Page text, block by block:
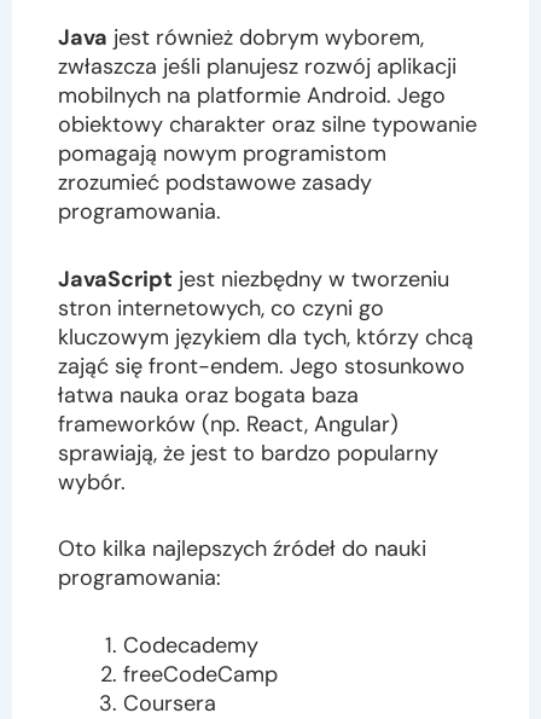
Java jest również dobrym wyborem,
zwłaszcza jeśli planujesz rozwój aplikacji
mobilnych na platformie Android. Jego
obiektowy charakter oraz silne typowanie
pomagają nowym programistom
zrozumieć podstawowe zasady
programowania.
JavaScript jest niezbędny w tworzeniu
stron internetowych, co czyni go
kluczowym językiem dla tych, którzy chcą
zająć się front-endem. Jego stosunkowo
łatwa nauka oraz bogata baza
frameworków (np. React, Angular)
sprawiają, że jest to bardzo popularny
wybór.
Oto kilka najlepszych źródeł do nauki
programowania:
Codecademy
freeCodeCamp
Coursera